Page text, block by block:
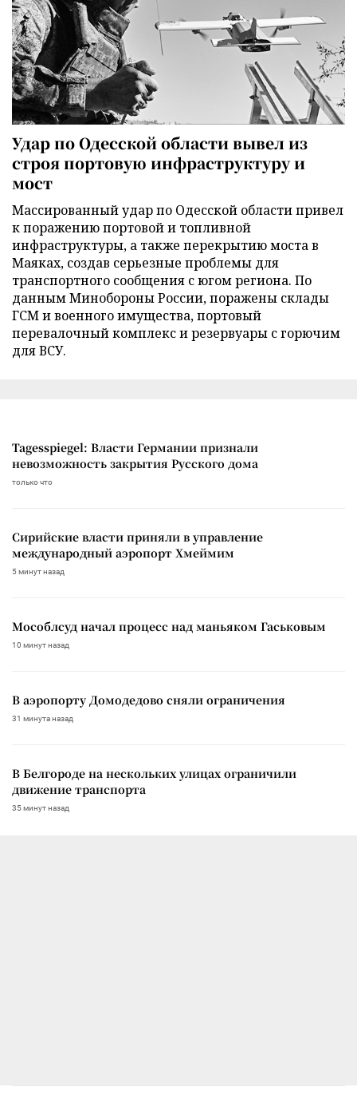
Удар по Одесской области вывел из
строя портовую инфраструктуру и
мост
Массированный удар по Одесской области привел
к поражению портовой и топливной
инфраструктуры, а также перекрытию моста в
Маяках, создав серьезные проблемы для
транспортного сообщения с югом региона. По
данным Минобороны России, поражены склады
ГСМ и военного имущества, портовый
перевалочный комплекс и резервуары с горючим
для ВСУ.
Tagesspiegel: Власти Германии признали
невозможность закрытия Русского дома
только что
Сирийские власти приняли в управление
международный аэропорт Хмеймим
5 минут назад
Мособлсуд начал процесс над маньяком Гаськовым
10 минут назад
В аэропорту Домодедово сняли ограничения
31 минута назад
В Белгороде на нескольких улицах ограничили
движение транспорта
35 минут назад